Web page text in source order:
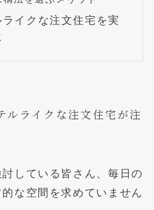
イクな注文住宅を実
ルライクな注文住宅が注
している皆さん、毎日の
な空間を求めていません